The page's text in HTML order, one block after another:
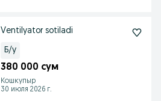
Ventilyator sotiladi
Б/у
380 000 сум
Кошкупыр
30 июля 2026 г.